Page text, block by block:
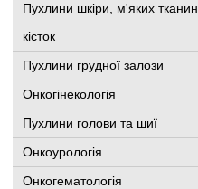
Пухлини шкіри, м'яких тканин,
кісток
Пухлини грудної залози
Онкогінекологія
Пухлини голови та шиї
Онкоурологія
Онкогематологія